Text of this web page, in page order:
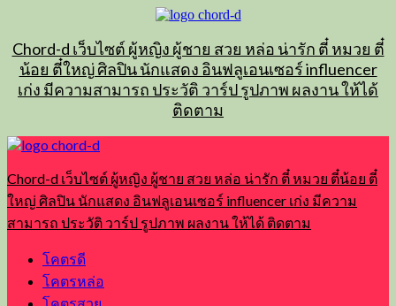
content
Chord-d เว็บไซต์ ผู้หญิง ผู้ชาย สวย หล่อ น่ารัก ตี๋ หมวย ตี๋
น้อย ตี๋ใหญ่ ศิลปิน นักแสดง อินฟลูเอนเซอร์ influencer
เก่ง มีความสามารถ ประวัติ วาร์ป รูปภาพ ผลงาน ให้ได้
ติดตาม
Primary
Chord-d เว็บไซต์ ผู้หญิง ผู้ชาย สวย หล่อ น่ารัก ตี๋ หมวย ตี๋น้อย ตี๋
ใหญ่ ศิลปิน นักแสดง อินฟลูเอนเซอร์ influencer เก่ง มีความ
สามารถ ประวัติ วาร์ป รูปภาพ ผลงาน ให้ได้ ติดตาม
โคตรดี
โคตรหล่อ